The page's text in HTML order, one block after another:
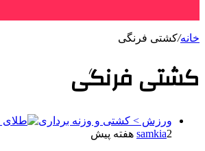
خانه/کشتی فرنگی
کشتی فرنگی
ورزش > کشتی و وزنه برداری
samkia2 هفته پیش